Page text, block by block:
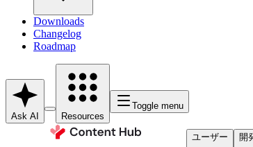
Downloads
Changelog
Roadmap
Ask AI Resources
Toggle menu
ユーザー 開